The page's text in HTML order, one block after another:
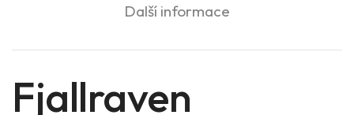
Další informace
Fjallraven